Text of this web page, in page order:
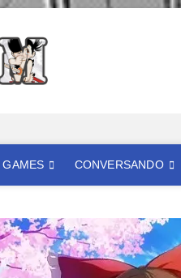
GAMES CONVERSANDO